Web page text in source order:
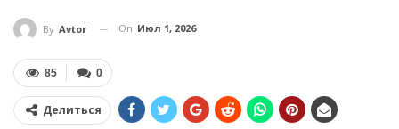
By Avtor On Июл 1, 2026
0
85
Делиться